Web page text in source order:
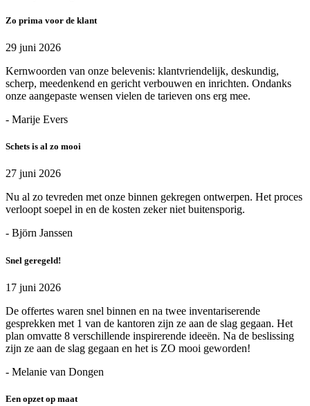
Zo prima voor de klant
29 juni 2026
Kernwoorden van onze belevenis: klantvriendelijk, deskundig,
scherp, meedenkend en gericht verbouwen en inrichten. Ondanks
onze aangepaste wensen vielen de tarieven ons erg mee.
- Marije Evers
Schets is al zo mooi
27 juni 2026
Nu al zo tevreden met onze binnen gekregen ontwerpen. Het proces
verloopt soepel in en de kosten zeker niet buitensporig.
- Björn Janssen
Snel geregeld!
17 juni 2026
De offertes waren snel binnen en na twee inventariserende
gesprekken met 1 van de kantoren zijn ze aan de slag gegaan. Het
plan omvatte 8 verschillende inspirerende ideeën. Na de beslissing
zijn ze aan de slag gegaan en het is ZO mooi geworden!
- Melanie van Dongen
Een opzet op maat